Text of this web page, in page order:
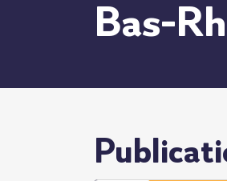
Bas-